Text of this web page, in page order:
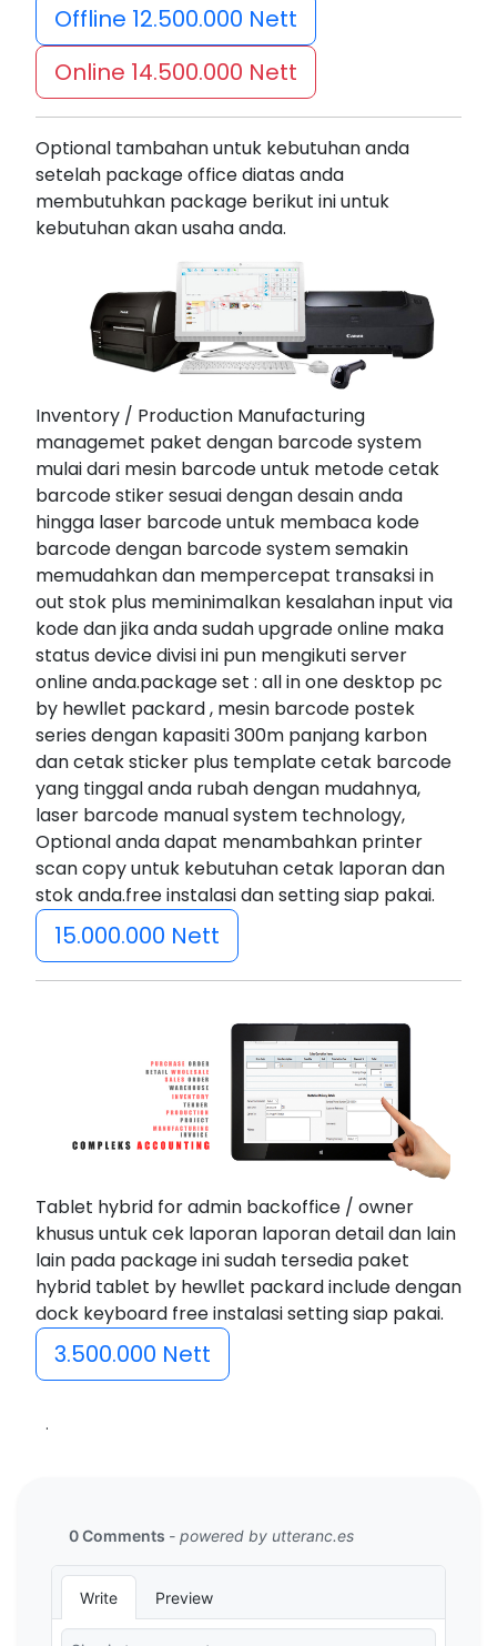
Offline 12.500.000 Nett
Online 14.500.000 Nett
Optional tambahan untuk kebutuhan anda
setelah package office diatas anda
membutuhkan package berikut ini untuk
kebutuhan akan usaha anda.
Inventory / Production Manufacturing
managemet paket dengan barcode system
mulai dari mesin barcode untuk metode cetak
barcode stiker sesuai dengan desain anda
hingga laser barcode untuk membaca kode
barcode dengan barcode system semakin
memudahkan dan mempercepat transaksi in
out stok plus meminimalkan kesalahan input via
kode dan jika anda sudah upgrade online maka
status device divisi ini pun mengikuti server
online anda.package set : all in one desktop pc
by hewllet packard , mesin barcode postek
series dengan kapasiti 300m panjang karbon
dan cetak sticker plus template cetak barcode
yang tinggal anda rubah dengan mudahnya,
laser barcode manual system technology,
Optional anda dapat menambahkan printer
scan copy untuk kebutuhan cetak laporan dan
stok anda.free instalasi dan setting siap pakai.
15.000.000 Nett
Tablet hybrid for admin backoffice / owner
khusus untuk cek laporan laporan detail dan lain
lain pada package ini sudah tersedia paket
hybrid tablet by hewllet packard include dengan
dock keyboard free instalasi setting siap pakai.
3.500.000 Nett
.